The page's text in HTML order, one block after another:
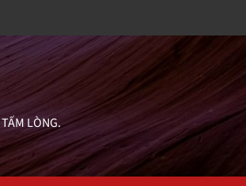
LÒNG.